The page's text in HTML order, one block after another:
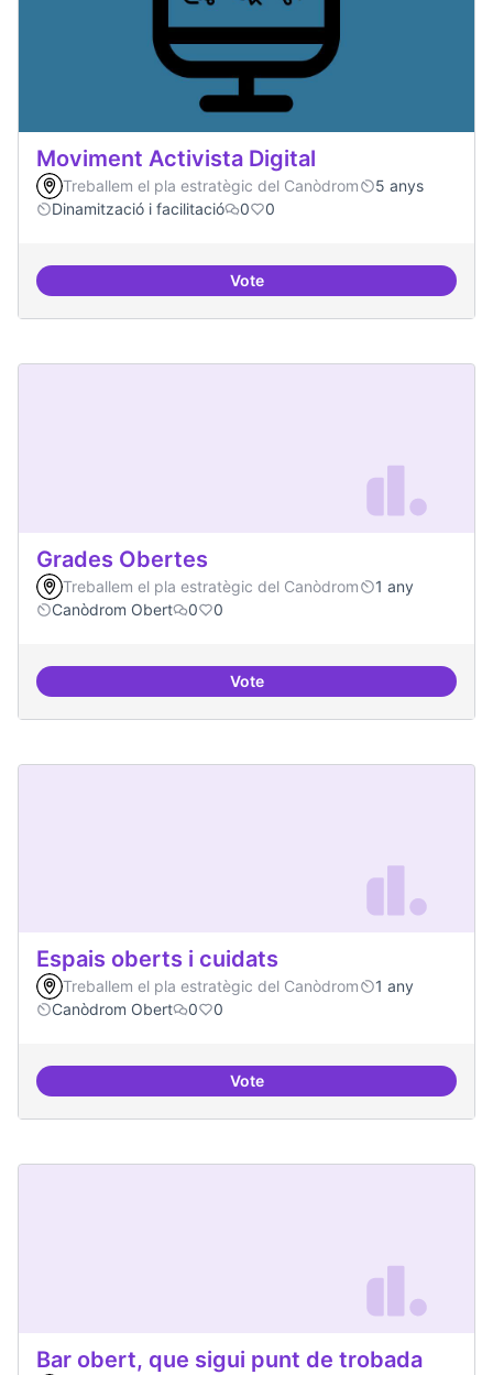
Moviment Activista Digital
Treballem el pla estratègic del Canòdrom
5 anys
Dinamització i facilitació
0 0
VoteMoviment Activista Digital
Grades Obertes
Treballem el pla estratègic del Canòdrom
1 any
Canòdrom Obert
0 0
VoteGrades Obertes
Espais oberts i cuidats
Treballem el pla estratègic del Canòdrom
1 any
Canòdrom Obert
0 0
VoteEspais oberts i cuidats
Bar obert, que sigui punt de trobada